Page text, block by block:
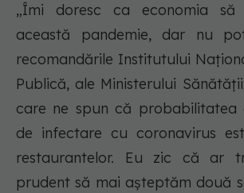
„Îmi doresc ca economia să
această pandemie, dar nu
recomandările Institutului
Publică, ale Ministerului
care ne spun că probabilitatea
de infectare cu coronavirus
restaurantelor. Eu zic că ar
prudent să mai așteptăm două